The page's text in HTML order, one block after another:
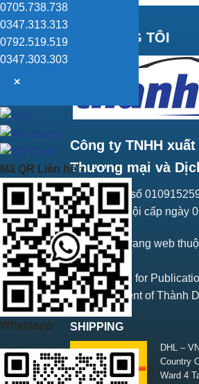
VỀ CHÚNG TÔI
Công ty TNHH
Thương mại và
Giấy ĐKKD số
Đầu tư Hà Nội cấp ngày
Bản quyền trang web
Thành Dũng
Responsible for
Vice President of Thành
SHIPPING
DHL –
Country
Ward 4
0705.738.738
0347.313.313
0792.519.519
0347.303.303
×
Mã QR Liên hệ ×
Whatsapp